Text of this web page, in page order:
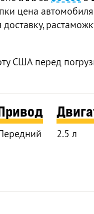
цена автомобиля
США перед
2.5 л